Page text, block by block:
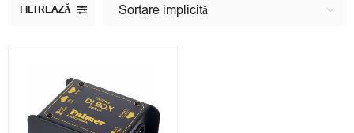
FILTREAZĂ Sortare implicită